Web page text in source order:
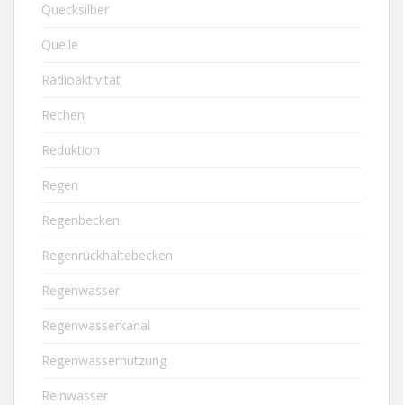
Quecksilber
Quelle
Radioaktivität
Rechen
Reduktion
Regen
Regenbecken
Regenrückhaltebecken
Regenwasser
Regenwasserkanal
Regenwassernutzung
Reinwasser